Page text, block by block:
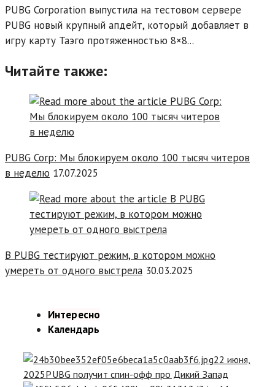
PUBG Corporation выпустила на тестовом сервере
PUBG новый крупный апдейт, который добавляет в
игру карту Таэго протяженностью 8×8...
Читайте также:
PUBG Corp: Мы блокируем около 100 тысяч читеров
в неделю 17.07.2025
В PUBG тестируют режим, в котором можно
умереть от одного выстрела 30.03.2025
Интересно
Календарь
22 июня,
2025PUBG получит спин-офф про Дикий Запад